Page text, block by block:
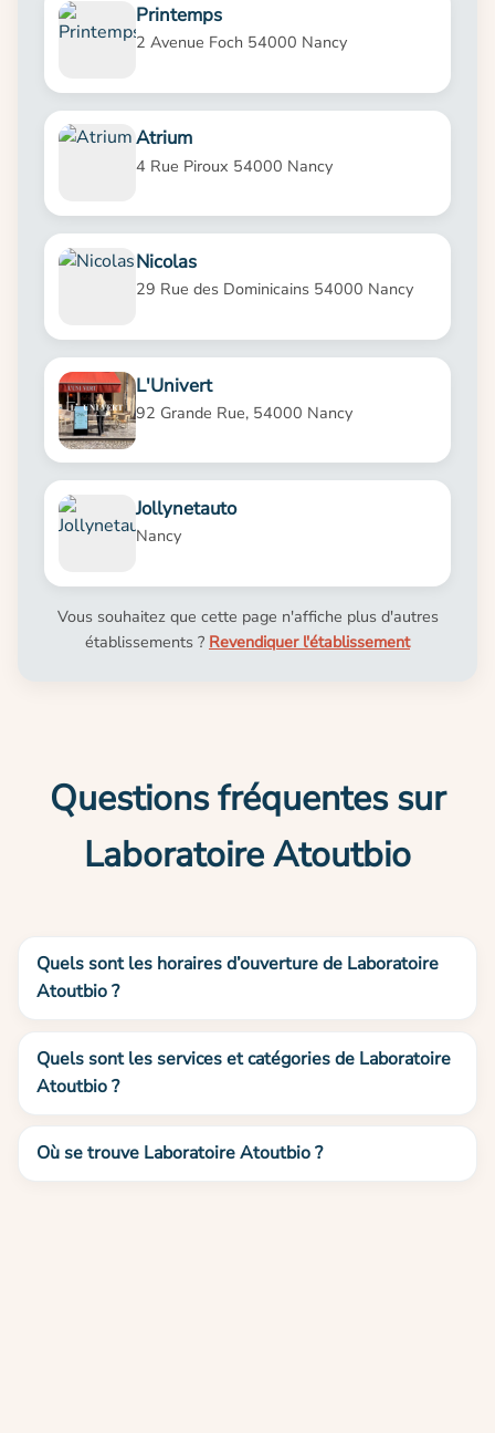
Printemps
2 Avenue Foch 54000 Nancy
Atrium
4 Rue Piroux 54000 Nancy
Nicolas
29 Rue des Dominicains 54000 Nancy
L'Univert
92 Grande Rue, 54000 Nancy
Jollynetauto
Nancy
Vous souhaitez que cette page n'affiche plus d'autres
établissements ? Revendiquer l'établissement
Questions fréquentes sur
Laboratoire Atoutbio
Quels sont les horaires d’ouverture de Laboratoire
Atoutbio ?
Quels sont les services et catégories de Laboratoire
Atoutbio ?
Où se trouve Laboratoire Atoutbio ?